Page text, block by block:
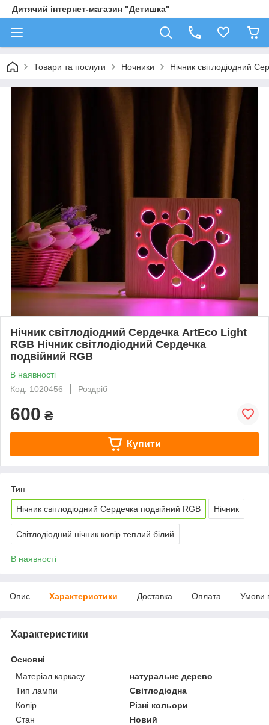
Дитячий інтернет-магазин "Детишка"
Товари та послуги Ночники Нічник світлодіодний
Нічник світлодіодний Сердечка ArtEco Light
RGB Нічник світлодіодний Сердечка
подвійний RGB
В наявності
Код: 1020456
Роздріб
600 ₴
Купити
Тип
Нічник світлодіодний Сердечка подвійний RGB Нічник
Світлодіодний нічник колір теплий білий
В наявності
Опис Характеристики Доставка Оплата Умови
Характеристики
Основні
Матеріал каркасу
натуральне дерево
Тип лампи
Світлодіодна
Колір
Різні кольори
Стан
Новий